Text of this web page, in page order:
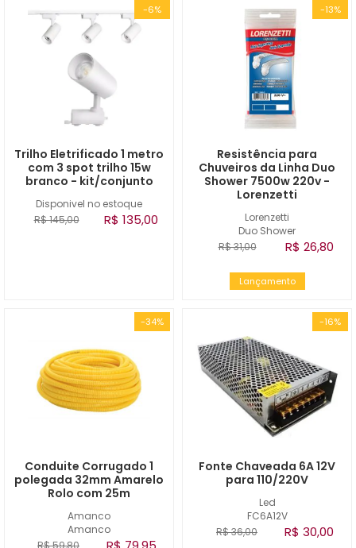
-6%
Disponivel no estoque
Trilho Eletrificado 1 metro
com 3 spot trilho 15w
branco - kit/conjunto
R$ 145,00 R$ 135,00
-13%
Lorenzetti
Duo Shower
Resistência para
Chuveiros da Linha Duo
Shower 7500w 220v -
Lorenzetti
R$ 31,00 R$ 26,80
Lançamento
-34%
Amanco
Amanco
Conduite Corrugado 1
polegada 32mm Amarelo
Rolo com 25m
R$ 59,80
-16%
Led
FC6A12V
Fonte Chaveada 6A 12V
para 110/220V
R$ 36,00 R$ 30,00